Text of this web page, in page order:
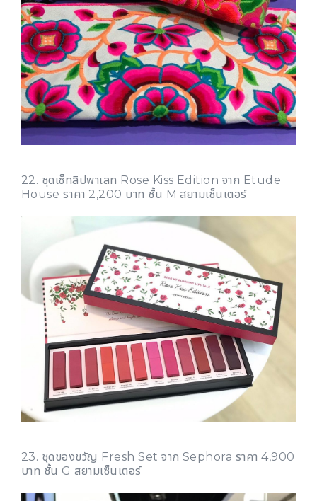
22. ชุดเซ็ทลิปพาเลท Rose Kiss Edition จาก Etude
House ราคา 2,200 บาท ชั้น M สยามเซ็นเตอร์
23. ชุดของขวัญ Fresh Set จาก Sephora ราคา 4,900
บาท ชั้น G สยามเซ็นเตอร์